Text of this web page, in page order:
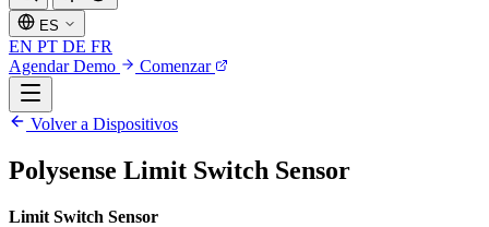
ES
EN PT DE FR
Agendar Demo
Comenzar
Volver a Dispositivos
Polysense Limit Switch Sensor
Limit Switch Sensor